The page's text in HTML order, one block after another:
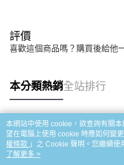
評價
喜歡這個商品嗎？購買後給他
本分類熱銷全站排行
熱門標籤
本網站中使用 cookie，欲查詢有關
望在電腦上使用 cookie 時應如何變
權條款 」之 Cookie 聲明。您繼續
用條款之 Cookie 聲明使用 cookie。
了解更多 >